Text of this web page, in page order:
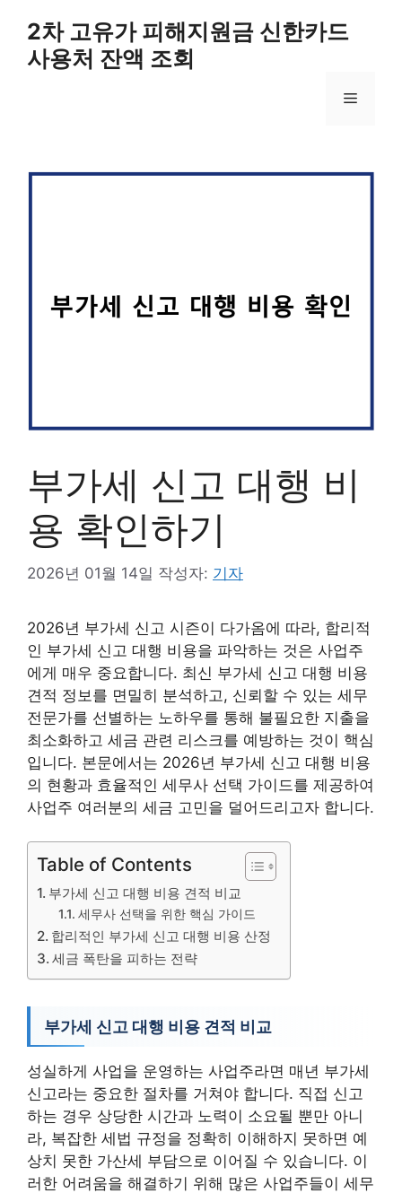
2차 고유가 피해지원금 신한카드
사용처 잔액 조회
메
부가세 신고 대행 비
용 확인하기
2026년 01월 14일 작성자: 기자
2026년 부가세 신고 시즌이 다가옴에 따라, 합리적
인 부가세 신고 대행 비용을 파악하는 것은 사업주
에게 매우 중요합니다. 최신 부가세 신고 대행 비용
견적 정보를 면밀히 분석하고, 신뢰할 수 있는 세무
전문가를 선별하는 노하우를 통해 불필요한 지출을
최소화하고 세금 관련 리스크를 예방하는 것이 핵심
입니다. 본문에서는 2026년 부가세 신고 대행 비용
의 현황과 효율적인 세무사 선택 가이드를 제공하여
사업주 여러분의 세금 고민을 덜어드리고자 합니다.
Table of Contents
부가세 신고 대행 비용 견적 비교
세무사 선택을 위한 핵심 가이드
합리적인 부가세 신고 대행 비용 산정
세금 폭탄을 피하는 전략
부가세 신고 대행 비용 견적 비교
성실하게 사업을 운영하는 사업주라면 매년 부가세
신고라는 중요한 절차를 거쳐야 합니다. 직접 신고
하는 경우 상당한 시간과 노력이 소요될 뿐만 아니
라, 복잡한 세법 규정을 정확히 이해하지 못하면 예
상치 못한 가산세 부담으로 이어질 수 있습니다. 이
러한 어려움을 해결하기 위해 많은 사업주들이 세무